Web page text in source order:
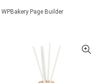
Page Builder